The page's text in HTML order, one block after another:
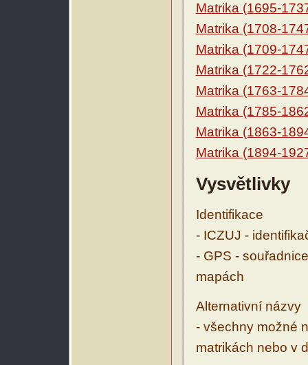
Matrika (1695-
Matrika (1708-
Matrika (1709-
Matrika (1722-
Matrika (1763-
Matrika (1785-
Matrika (1863-
Matrika (1894-
Vysvětlivky
Identifikace
- ICZUJ -
- GPS -
mapách
Alternativní názvy
- všechny možné
matrikách nebo v